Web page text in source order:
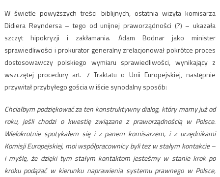
W świetle powyższych treści biblijnych, ostatnia wizyta komisarza
Didiera Reyndersa – tego od unijnej praworządności (?) – ukazała
szczyt hipokryzji i zakłamania. Adam Bodnar jako minister
sprawiedliwości i prokurator generalny zrelacjonował pokrótce proces
dostosowawczy polskiego wymiaru sprawiedliwości, wynikający z
wszczętej procedury art. 7 Traktatu o Unii Europejskiej, następnie
przywitał przybyłego gościa w iście synodalny sposób:
Chciałbym podziękować za ten konstruktywny dialog, który mamy już od
roku, jeśli chodzi o kwestię związane z praworządnością w Polsce.
Wielokrotnie spotykałem się i z panem komisarzem, i z urzędnikami
Komisji Europejskiej, moi współpracownicy byli też w stałym kontakcie –
i myślę, że dzięki tym stałym kontaktom jesteśmy w stanie krok po
kroku podążać w kierunku naprawienia systemu prawnego w Polsce,